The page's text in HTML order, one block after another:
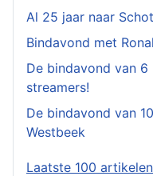
Al 25 jaar naar
Bindavond met
De bindavond van
streamers!
De bindavond van
Westbeek
Laatste 100